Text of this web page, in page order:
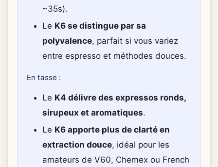
~35s).
Le K6 se distingue par sa
polyvalence, parfait si vous variez
entre espresso et méthodes douces.
En tasse :
Le K4 délivre des expressos ronds,
sirupeux et aromatiques.
Le K6 apporte plus de clarté en
extraction douce, idéal pour les
amateurs de V60, Chemex ou French